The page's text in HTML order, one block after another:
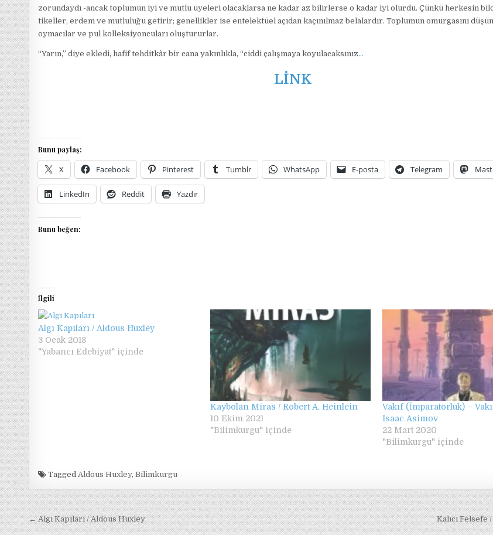
zorundaydı -ancak toplumun iyi ve mutlu üyeleri olacaklarsa ne kadar az bilirlerse o kadar iyi olurdu. Çünkü herkesin
tikeller, erdem ve mutluluğu getirir; genellikler ise entelektüel açıdan kaçınılmaz belalardır. Toplumun omurgasını
oymacılar ve pul kolleksiyoncuları oluştururlar.
“Yarın,” diye ekledi, hafif tehditkâr bir cana yakınlıkla, “ciddi çalışmaya koyulacaksınız…
LİNK
Bunu paylaş:
X Facebook Pinterest Tumblr WhatsApp E-posta Telegram
LinkedIn Reddit Yazdır
Bunu beğen:
İlgili
Algı Kapıları / Aldous Huxley
3 Ocak 2018
"Yabancı Edebiyat" içinde
Kaybolan Miras / Robert A. Heinlein
10 Ekim 2021
"Bilimkurgu" içinde
Vakıf (İmparatorluk) –
Isaac Asimov
22 Mart 2020
"Bilimkurgu" içinde
TaggedAldous Huxley,Bilimkurgu
Yazı
← Algı Kapıları / Aldous Huxley Kalıcı